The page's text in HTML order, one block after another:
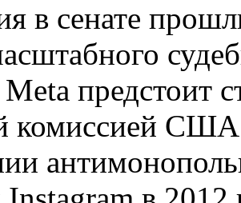
в сенате
предстоит
комиссией